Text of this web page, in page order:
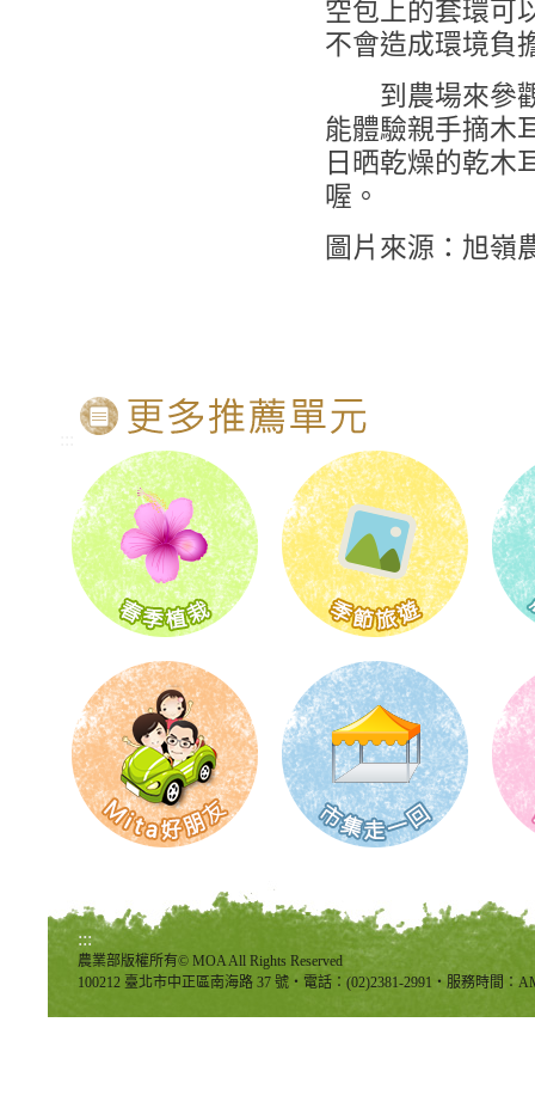
空包上的套環可
不會造成環境負
到農場來參觀
能體驗親手摘木
日晒乾燥的乾木
喔。
圖片來源：旭嶺
:::
農業部版權所有© MOA All Rights Reserved
100212 臺北市中正區南海路 37 號‧電話：(02)2381-2991‧服務時間：